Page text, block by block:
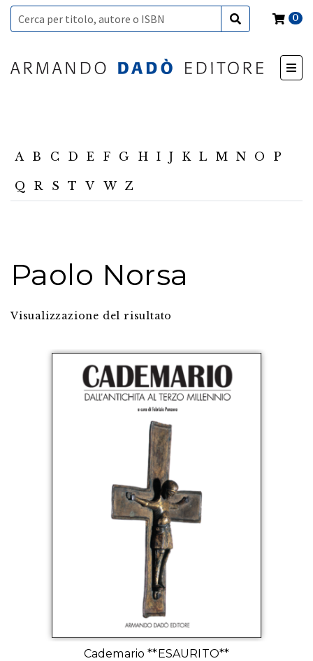
0
A B C D E F G H I J K L M N O P
Q R S T V W Z
Paolo Norsa
Visualizzazione del risultato
Cademario **ESAURITO**